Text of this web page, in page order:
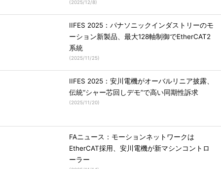
(2025/12/8)
IIFES 2025：パナソニックインダストリーのモ
ーション新製品、最大128軸制御でEtherCAT2
系統
(2025/11/25)
IIFES 2025：安川電機がオーバルリニア披露、
伝統“シャー芯回しデモ”で高い同期性訴求
(2025/11/20)
FAニュース：モーションネットワークは
EtherCAT採用、安川電機が新マシンコントロ
ーラー